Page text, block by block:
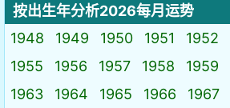
按出生年分析2026每月运势
1948
1949 1950 1951 1952
1955
1956 1957 1958 1959
1963
1964 1965 1966 1967